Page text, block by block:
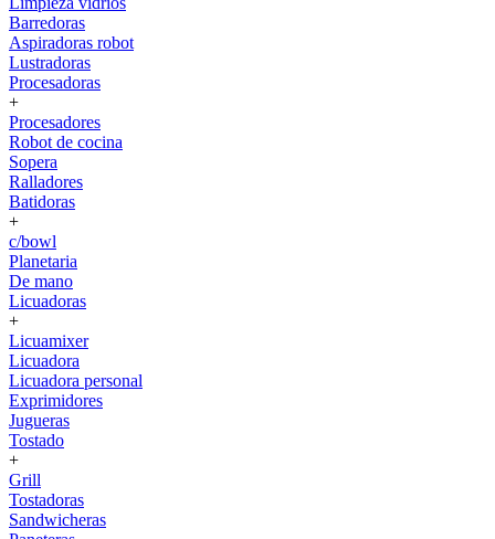
Barredoras
Aspiradoras robot
Lustradoras
Procesadoras
+
Procesadores
Robot de cocina
Sopera
Ralladores
Batidoras
+
c/bowl
Planetaria
De mano
Licuadoras
+
Licuamixer
Licuadora
Licuadora personal
Exprimidores
Jugueras
Tostado
+
Grill
Tostadoras
Sandwicheras